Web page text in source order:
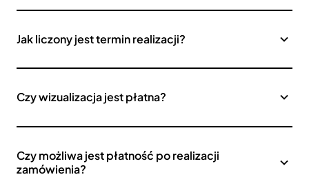
Jak liczony jest termin realizacji?
Czy wizualizacja jest płatna?
Czy możliwa jest płatność po realizacji
zamówienia?